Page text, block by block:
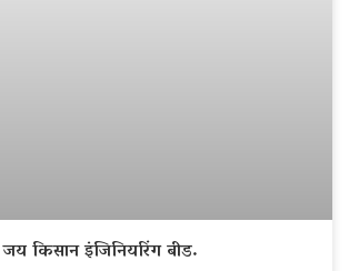
जय किसान इंजिनियरिंग बीड.